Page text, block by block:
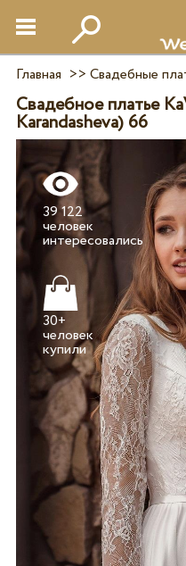
Главная >> Свадебные
Свадебное платье
Karandasheva) 66
39 122
человек
интересовались
30+
человек
купили